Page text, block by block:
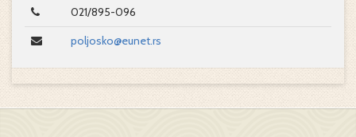
021/895-096
poljosko@eunet.rs